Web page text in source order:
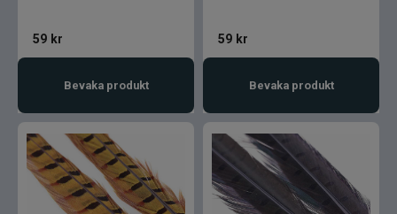
Varumärken
59 kr
Bevaka produkt
59 kr
Bevaka produkt